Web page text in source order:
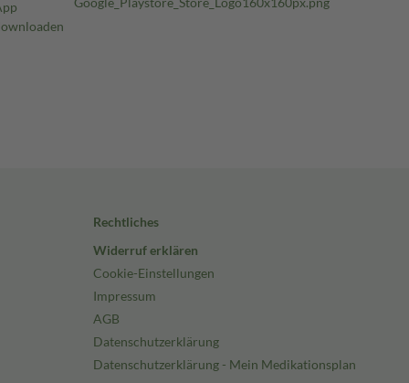
Rechtliches
Widerruf erklären
Cookie-Einstellungen
Impressum
AGB
Datenschutzerklärung
Datenschutzerklärung - Mein Medikationsplan